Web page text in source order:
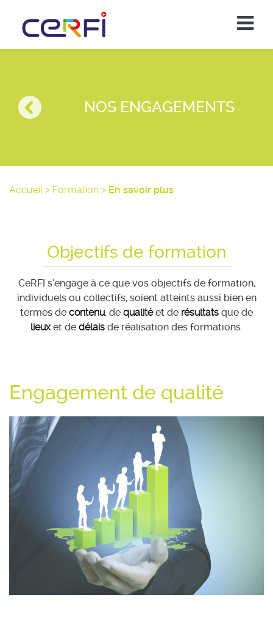
NOS ENGAGEMENTS
Accueil> Formation > En savoir plus
Objectifs de formation
CeRFI s’engage à ce que vos objectifs de formation,
individuels ou collectifs, soient atteints aussi bien en
termes de contenu, de qualitéet de résultats que de
lieuxet de délais de réalisation des formations.
Engagement de qualité